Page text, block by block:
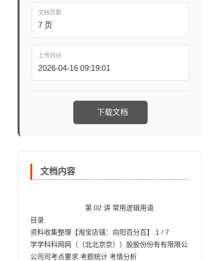
文档页数
7 页
上传时间
2026-04-16 09:19:01
下载文档
文档内容
目录
资料收集整理【淘宝店铺：向阳百分百】 1 / 7
学学科科网网（（北北京京））股股份份有有限限公
公司司考点要求 考题统计 考情分析